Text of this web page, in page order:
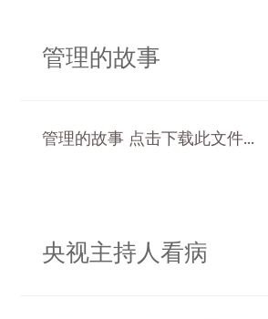
管理的故事
管理的故事 点击下载此文件...
央视主持人看病